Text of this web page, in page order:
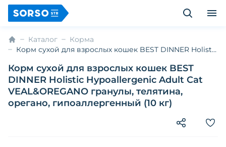
Каталог
Корма
Корм сухой для взрослых кошек BEST DINNER Holistic
телятина, орегано, гипоаллергенный (10 кг)
Корм сухой для взрослых кошек BEST
DINNER Holistic Hypoallergenic Adult Cat
VEAL&OREGANO гранулы, телятина,
орегано, гипоаллергенный (10 кг)